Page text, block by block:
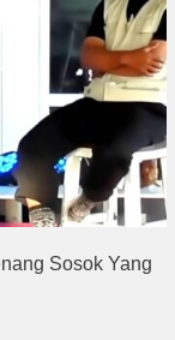
Sosok Yang